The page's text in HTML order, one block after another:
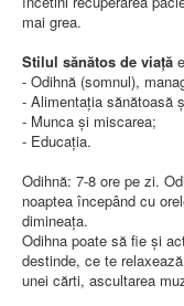
CONTACT
INFORMAŢII
RUTE ACCES
RELAȚIA CU
REGULI
ORAR
COMUNICATE
HARTĂ SITE
PROGRAMARE
mai grea.
Stilul sănătos de viață
- Odihnă (somnul),
- Alimentaţia sănătoasă
- Munca şi miscarea;
- Educaţia.
Odihnă: 7-8 ore pe zi.
noaptea începând cu
dimineaţa.
Odihna poate să fie şi
destinde, ce te
unei cărti, ascultarea